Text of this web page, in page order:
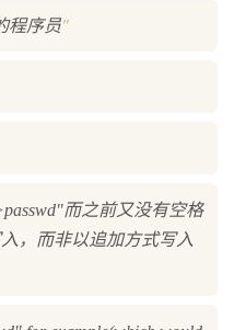
程序员"
而之前又没有空格
，而非以追加方式写入